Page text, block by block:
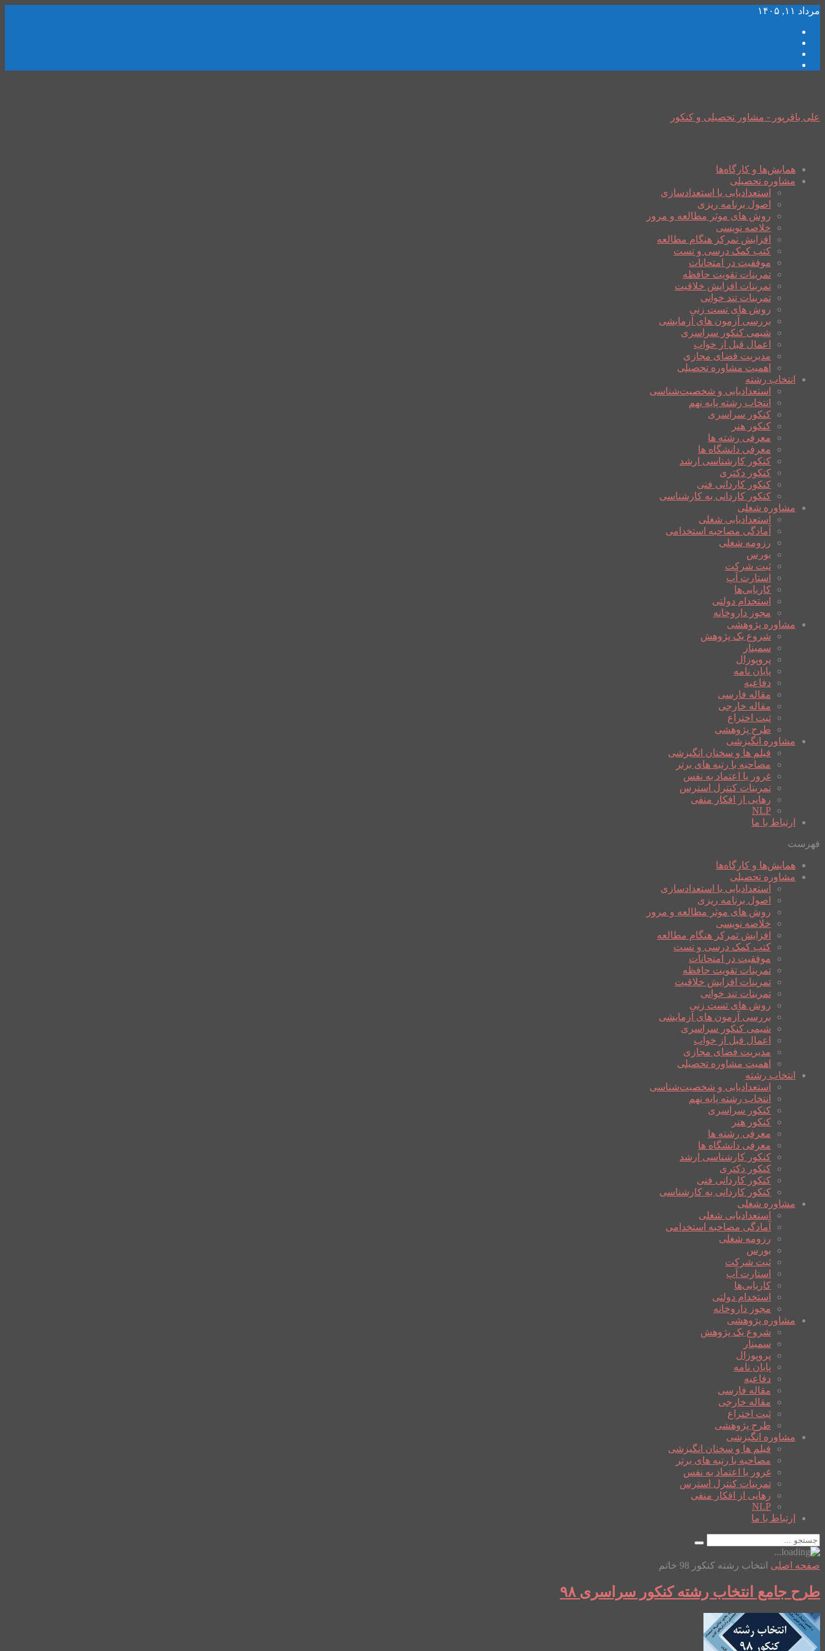
مرداد ۱۱, ۱۴۰۵
علی باقرپور - مشاور تحصیلی و کنکور
همایش‌ها و کارگاه‌ها
مشاوره تحصیلی
استعدادیابی یا استعدادسازی
اصول برنامه ریزی
روش های موثر مطالعه و مرور
خلاصه نویسی
افزایش تمرکز هنگام مطالعه
کتب کمک درسی و تست
موفقیت در امتحانات
تمرینات تقویت حافظه
تمرینات افزایش خلاقیت
تمرینات تند خوانی
روش های تست زنی
بررسی آزمون های آزمایشی
شیمی کنکور سراسری
اعمال قبل از خواب
مدیریت فضای مجازی
اهمیت مشاوره تحصیلی
انتخاب رشته
استعدادیابی و شخصیت‌شناسی
انتخاب رشته پایه نهم
کنکور سراسری
کنکور هنر
معرفی رشته ها
معرفی دانشگاه ها
کنکور کارشناسی ارشد
کنکور دکتری
کنکور کاردانی فنی
کنکور کاردانی به کارشناسی
مشاوره شغلی
استعدادیابی شغلی
آمادگی مصاحبه استخدامی
رزومه شغلی
بورس
ثبت شرکت
استارت آپ
کاریابی‌ها
استخدام دولتی
مجوز داروخانه
مشاوره پژوهشی
شروع یک پژوهش
سمینار
پروپوزال
پایان نامه
دفاعیه
مقاله فارسی
مقاله خارجی
ثبت اختراع
طرح پژوهشی
مشاوره انگیزشی
فیلم ها و سخنان انگیزشی
مصاحبه با رتبه های برتر
غرور یا اعتماد به نفس
تمرینات کنترل استرس
رهایی از افکار منفی
NLP
ارتباط با ما
فهرست
همایش‌ها و کارگاه‌ها
مشاوره تحصیلی
استعدادیابی یا استعدادسازی
اصول برنامه ریزی
روش های موثر مطالعه و مرور
خلاصه نویسی
افزایش تمرکز هنگام مطالعه
کتب کمک درسی و تست
موفقیت در امتحانات
تمرینات تقویت حافظه
تمرینات افزایش خلاقیت
تمرینات تند خوانی
روش های تست زنی
بررسی آزمون های آزمایشی
شیمی کنکور سراسری
اعمال قبل از خواب
مدیریت فضای مجازی
اهمیت مشاوره تحصیلی
انتخاب رشته
استعدادیابی و شخصیت‌شناسی
انتخاب رشته پایه نهم
کنکور سراسری
کنکور هنر
معرفی رشته ها
معرفی دانشگاه ها
کنکور کارشناسی ارشد
کنکور دکتری
کنکور کاردانی فنی
کنکور کاردانی به کارشناسی
مشاوره شغلی
استعدادیابی شغلی
آمادگی مصاحبه استخدامی
رزومه شغلی
بورس
ثبت شرکت
استارت آپ
کاریابی‌ها
استخدام دولتی
مجوز داروخانه
مشاوره پژوهشی
شروع یک پژوهش
سمینار
پروپوزال
پایان نامه
دفاعیه
مقاله فارسی
مقاله خارجی
ثبت اختراع
طرح پژوهشی
مشاوره انگیزشی
فیلم ها و سخنان انگیزشی
مصاحبه با رتبه های برتر
غرور یا اعتماد به نفس
تمرینات کنترل استرس
رهایی از افکار منفی
NLP
ارتباط با ما
صفحه اصلی انتخاب رشته کنکور 98 خاتم
طرح جامع انتخاب رشته کنکور سراسری ۹۸